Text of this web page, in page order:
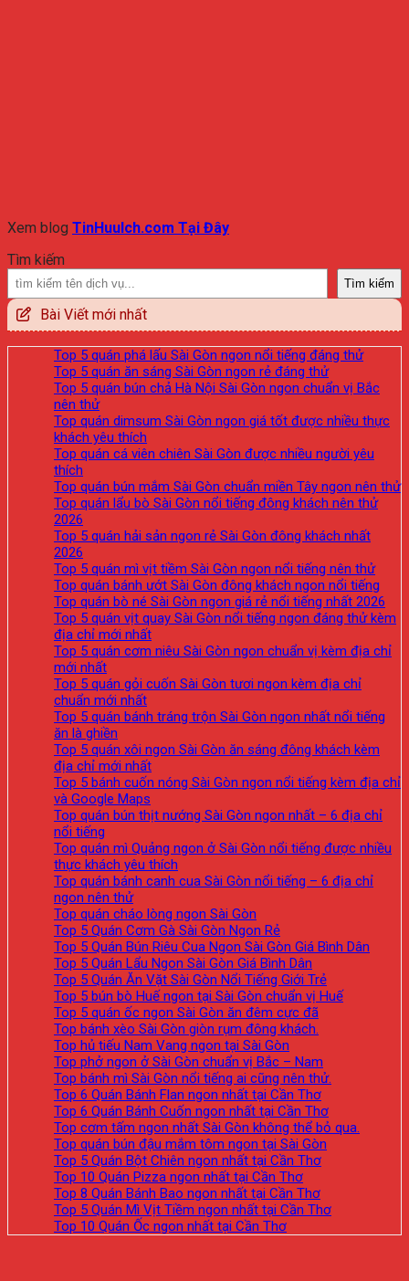
Xem blog TinHuuIch.com Tại Đây
Tìm kiếm
Tìm kiếm
Bài Viết mới nhất
Top 5 quán phá lấu Sài Gòn ngon nổi tiếng đáng thử
Top 5 quán ăn sáng Sài Gòn ngon rẻ đáng thử
Top 5 quán bún chả Hà Nội Sài Gòn ngon chuẩn vị Bắc
nên thử
Top quán dimsum Sài Gòn ngon giá tốt được nhiều thực
khách yêu thích
Top quán cá viên chiên Sài Gòn được nhiều người yêu
thích
Top quán bún mắm Sài Gòn chuẩn miền Tây ngon nên thử
Top quán lẩu bò Sài Gòn nổi tiếng đông khách nên thử
2026
Top 5 quán hải sản ngon rẻ Sài Gòn đông khách nhất
2026
Top 5 quán mì vịt tiềm Sài Gòn ngon nổi tiếng nên thử
Top quán bánh ướt Sài Gòn đông khách ngon nổi tiếng
Top quán bò né Sài Gòn ngon giá rẻ nổi tiếng nhất 2026
Top 5 quán vịt quay Sài Gòn nổi tiếng ngon đáng thử kèm
địa chỉ mới nhất
Top 5 quán cơm niêu Sài Gòn ngon chuẩn vị kèm địa chỉ
mới nhất
Top 5 quán gỏi cuốn Sài Gòn tươi ngon kèm địa chỉ
chuẩn mới nhất
Top 5 quán bánh tráng trộn Sài Gòn ngon nhất nổi tiếng
ăn là ghiền
Top 5 quán xôi ngon Sài Gòn ăn sáng đông khách kèm
địa chỉ mới nhất
Top 5 bánh cuốn nóng Sài Gòn ngon nổi tiếng kèm địa chỉ
và Google Maps
Top quán bún thịt nướng Sài Gòn ngon nhất – 6 địa chỉ
nổi tiếng
Top quán mì Quảng ngon ở Sài Gòn nổi tiếng được nhiều
thực khách yêu thích
Top quán bánh canh cua Sài Gòn nổi tiếng – 6 địa chỉ
ngon nên thử
Top quán cháo lòng ngon Sài Gòn
Top 5 Quán Cơm Gà Sài Gòn Ngon Rẻ
Top 5 Quán Bún Riêu Cua Ngon Sài Gòn Giá Bình Dân
Top 5 Quán Lẩu Ngon Sài Gòn Giá Bình Dân
Top 5 Quán Ăn Vặt Sài Gòn Nổi Tiếng Giới Trẻ
Top 5 bún bò Huế ngon tại Sài Gòn chuẩn vị Huế
Top 5 quán ốc ngon Sài Gòn ăn đêm cực đã
Top bánh xèo Sài Gòn giòn rụm đông khách.
Top hủ tiếu Nam Vang ngon tại Sài Gòn
Top phở ngon ở Sài Gòn chuẩn vị Bắc – Nam
Top bánh mì Sài Gòn nổi tiếng ai cũng nên thử.
Top 6 Quán Bánh Flan ngon nhất tại Cần Thơ
Top 6 Quán Bánh Cuốn ngon nhất tại Cần Thơ
Top cơm tấm ngon nhất Sài Gòn không thể bỏ qua.
Top quán bún đậu mắm tôm ngon tại Sài Gòn
Top 5 Quán Bột Chiên ngon nhất tại Cần Thơ
Top 10 Quán Pizza ngon nhất tại Cần Thơ
Top 8 Quán Bánh Bao ngon nhất tại Cần Thơ
Top 5 Quán Mì Vịt Tiềm ngon nhất tại Cần Thơ
Top 10 Quán Ốc ngon nhất tại Cần Thơ